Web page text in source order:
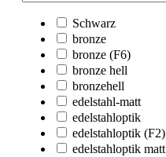
Schwarz
bronze
bronze (F6)
bronze hell
bronzehell
edelstahl-matt
edelstahloptik
edelstahloptik (F2)
edelstahloptik matt